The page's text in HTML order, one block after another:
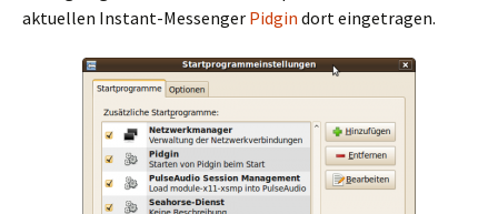
aktuellen Instant-Messenger Pidgin dort eingetragen.